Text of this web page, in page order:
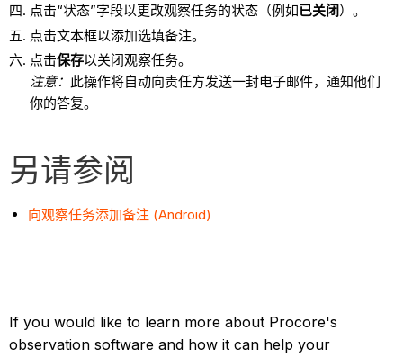
点击“状态”字段以更改观察任务的状态（例如已关闭）。
点击文本框以添加选填备注。
点击保存以关闭观察任务。
注意： 此操作将自动向责任方发送一封电子邮件，通知他们
你的答复。
另请参阅
向观察任务添加备注 (Android)
If you would like to learn more about Procore's
observation software and how it can help your